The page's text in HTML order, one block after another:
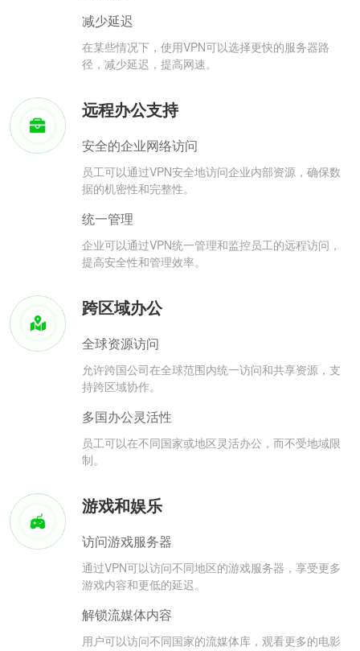
减少延迟
在某些情况下，使用VPN可以选择更快的服务器路
径，减少延迟，提高网速。
远程办公支持
安全的企业网络访问
员工可以通过VPN安全地访问企业内部资源，确保数
据的机密性和完整性。
统一管理
企业可以通过VPN统一管理和监控员工的远程访问，
提高安全性和管理效率。
跨区域办公
全球资源访问
允许跨国公司在全球范围内统一访问和共享资源，支
持跨区域协作。
多国办公灵活性
员工可以在不同国家或地区灵活办公，而不受地域限
制。
游戏和娱乐
访问游戏服务器
通过VPN可以访问不同地区的游戏服务器，享受更多
游戏内容和更低的延迟。
解锁流媒体内容
用户可以访问不同国家的流媒体库，观看更多的电影